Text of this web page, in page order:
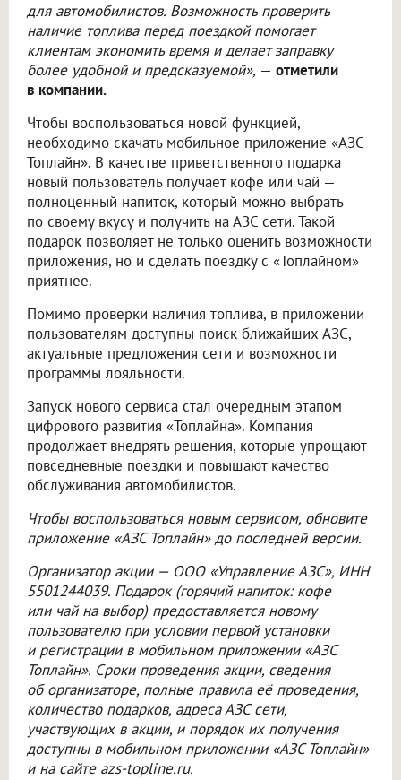
для автомобилистов. Возможность проверить
наличие топлива перед поездкой помогает
клиентам экономить время и делает заправку
более удобной и предсказуемой», — отметили
в компании.
Чтобы воспользоваться новой функцией,
необходимо скачать мобильное приложение «АЗС
Топлайн». В качестве приветственного подарка
новый пользователь получает кофе или чай —
полноценный напиток, который можно выбрать
по своему вкусу и получить на АЗС сети. Такой
подарок позволяет не только оценить возможности
приложения, но и сделать поездку с «Топлайном»
приятнее.
Помимо проверки наличия топлива, в приложении
пользователям доступны поиск ближайших АЗС,
актуальные предложения сети и возможности
программы лояльности.
Запуск нового сервиса стал очередным этапом
цифрового развития «Топлайна». Компания
продолжает внедрять решения, которые упрощают
повседневные поездки и повышают качество
обслуживания автомобилистов.
Чтобы воспользоваться новым сервисом, обновите
приложение «АЗС Топлайн» до последней версии.
Организатор акции — ООО «Управление АЗС», ИНН
5501244039. Подарок (горячий напиток: кофе
или чай на выбор) предоставляется новому
пользователю при условии первой установки
и регистрации в мобильном приложении «АЗС
Топлайн». Сроки проведения акции, сведения
об организаторе, полные правила её проведения,
количество подарков, адреса АЗС сети,
участвующих в акции, и порядок их получения
доступны в мобильном приложении «АЗС Топлайн»
и на сайте azs-topline.ru.